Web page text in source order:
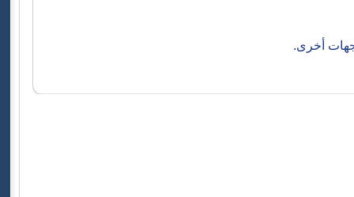
أخرى.